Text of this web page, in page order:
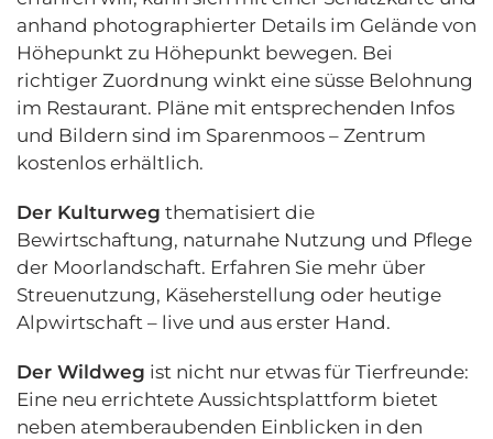
anhand photographierter Details im Gelände von
Höhepunkt zu Höhepunkt bewegen. Bei
richtiger Zuordnung winkt eine süsse Belohnung
im Restaurant. Pläne mit entsprechenden Infos
und Bildern sind im Sparenmoos – Zentrum
kostenlos erhältlich.
Der Kulturweg thematisiert die
Bewirtschaftung, naturnahe Nutzung und Pflege
der Moorlandschaft. Erfahren Sie mehr über
Streuenutzung, Käseherstellung oder heutige
Alpwirtschaft – live und aus erster Hand.
Der Wildweg ist nicht nur etwas für Tierfreunde:
Eine neu errichtete Aussichtsplattform bietet
neben atemberaubenden Einblicken in den